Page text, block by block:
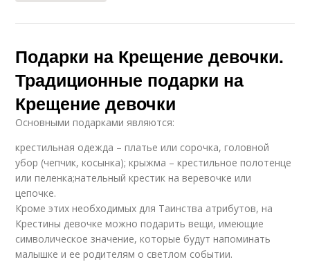
Подарки на Крещение девочки.
Традиционные подарки на
Крещение девочки
Основными подарками являются:
крестильная одежда – платье или сорочка, головной
убор (чепчик, косынка); крыжма – крестильное полотенце
или пеленка;нательный крестик на веревочке или
цепочке.
Кроме этих необходимых для Таинства атрибутов, на
Крестины девочке можно подарить вещи, имеющие
символическое значение, которые будут напоминать
малышке и ее родителям о светлом событии.